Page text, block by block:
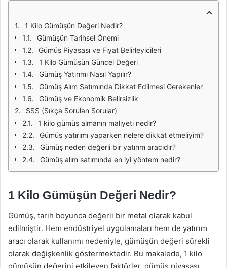
1 Kilo Gümüşün Değeri Nedir?
Gümüşün Tarihsel Önemi
Gümüş Piyasası ve Fiyat Belirleyicileri
1 Kilo Gümüşün Güncel Değeri
Gümüş Yatırımı Nasıl Yapılır?
Gümüş Alım Satımında Dikkat Edilmesi Gerekenler
Gümüş ve Ekonomik Belirsizlik
SSS (Sıkça Sorulan Sorular)
1 kilo gümüş almanın maliyeti nedir?
Gümüş yatırımı yaparken nelere dikkat etmeliyim?
Gümüş neden değerli bir yatırım aracıdır?
Gümüş alım satımında en iyi yöntem nedir?
1 Kilo Gümüşün Değeri Nedir?
Gümüş, tarih boyunca değerli bir metal olarak kabul
edilmiştir. Hem endüstriyel uygulamaları hem de yatırım
aracı olarak kullanımı nedeniyle, gümüşün değeri sürekli
olarak değişkenlik göstermektedir. Bu makalede, 1 kilo
gümüşün değerini etkileyen faktörler, gümüş piyasası,